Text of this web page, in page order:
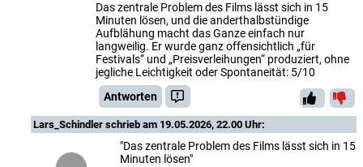
Das zentrale Problem des Films lässt sich in 15
Minuten lösen, und die anderthalbstündige
Aufblähung macht das Ganze einfach nur
langweilig. Er wurde ganz offensichtlich „für
Festivals“ und „Preisverleihungen“ produziert, ohne
jegliche Leichtigkeit oder Spontaneität: 5/10
Antworten
Lars_Schindler schrieb am 19.05.2026, 22.00 Uhr:
"Das zentrale Problem des Films lässt sich in 15
Minuten lösen"